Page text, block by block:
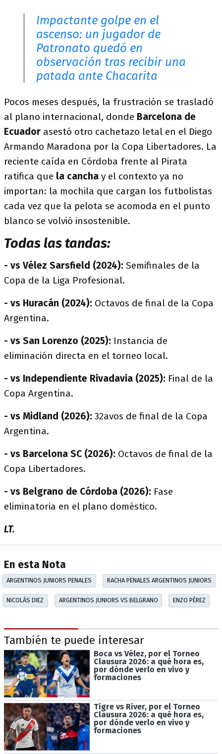
Impactante golpe en el
ascenso: un jugador de
Patronato quedó en
observación tras recibir una
patada ante Chacarita
Pocos meses después, la frustración se trasladó
al plano internacional, donde Barcelona de
Ecuador asestó otro cachetazo letal en el Diego
Armando Maradona por la Copa Libertadores. La
reciente caída en Córdoba frente al Pirata
ratifica que la cancha y el contexto ya no
importan: la mochila que cargan los futbolistas
cada vez que la pelota se acomoda en el punto
blanco se volvió insostenible.
Todas las tandas:
- vs Vélez Sarsfield (2024): Semifinales de la
Copa de la Liga Profesional.
- vs Huracán (2024): Octavos de final de la Copa
Argentina.
- vs San Lorenzo (2025): Instancia de
eliminación directa en el torneo local.
- vs Independiente Rivadavia (2025): Final de la
Copa Argentina.
- vs Midland (2026): 32avos de final de la Copa
Argentina.
- vs Barcelona SC (2026): Octavos de final de la
Copa Libertadores.
- vs Belgrano de Córdoba (2026): Fase
eliminatoria en el plano doméstico.
LT.
En esta Nota
ARGENTINOS JUNIORS PENALES RACHA PENALES ARGENTINOS JUNIORS
NICOLÁS DIEZ ARGENTINOS JUNIORS VS BELGRANO ENZO PÉREZ
También te puede interesar
Boca vs Vélez, por el Torneo
Clausura 2026: a qué hora es,
por dónde verlo en vivo y
formaciones
Tigre vs River, por el Torneo
Clausura 2026: a qué hora es,
por dónde verlo en vivo y
formaciones